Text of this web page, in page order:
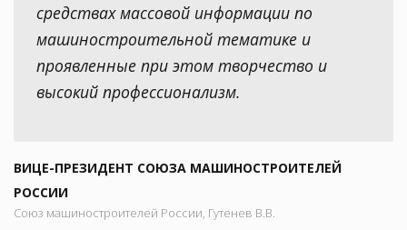
средствах массовой информации по
машиностроительной тематике и
проявленные при этом творчество и
высокий профессионализм.
ВИЦЕ-ПРЕЗИДЕНТ СОЮЗА МАШИНОСТРОИТЕЛЕЙ
РОССИИ
Союз машиностроителей России, Гутенев В.В.